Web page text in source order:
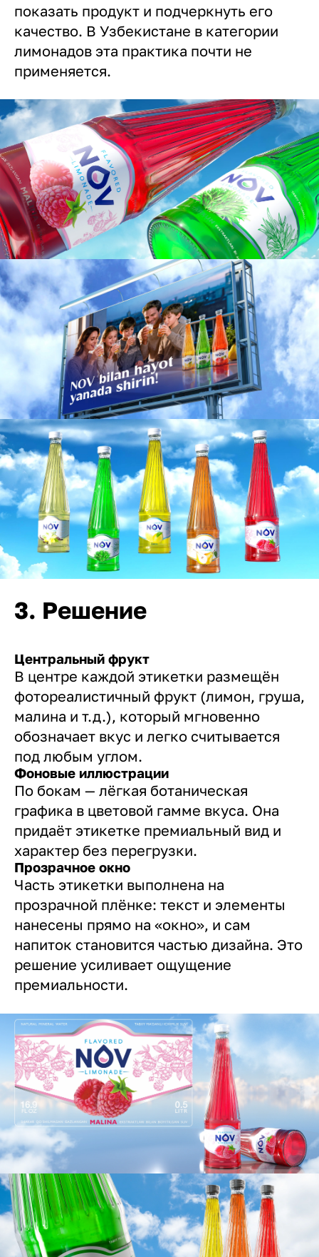
показать продукт и подчеркнуть его
качество. В Узбекистане в категории
лимонадов эта практика почти не
применяется.
3. Решение
Центральный фрукт
В центре каждой этикетки размещён
фотореалистичный фрукт (лимон, груша,
малина и т.д.), который мгновенно
обозначает вкус и легко считывается
под любым углом.
Фоновые иллюстрации
По бокам — лёгкая ботаническая
графика в цветовой гамме вкуса. Она
придаёт этикетке премиальный вид и
характер без перегрузки.
Прозрачное окно
Часть этикетки выполнена на
прозрачной плёнке: текст и элементы
нанесены прямо на «окно», и сам
напиток становится частью дизайна. Это
решение усиливает ощущение
премиальности.